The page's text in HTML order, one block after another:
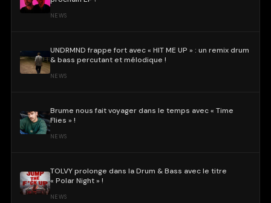
NEWS
UNDRMND frappe fort avec « HIT ME UP » : un remix drum
& bass percutant et mélodique !
NEWS
Brume nous fait voyager dans le temps avec « Time
Flies » !
NEWS
TOLVY prolonge dans la Drum & Bass avec le titre
« Polar Night » !
NEWS